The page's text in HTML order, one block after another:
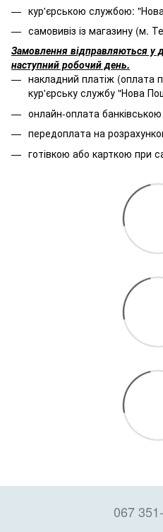
кур'єрською службою:
самовивіз із магазину (м.
Замовлення відправляються у
наступний робочий день.
накладний платіж (оплата
кур'єрську службу "Нова
онлайн-оплата
передоплата на
готівкою або карткою при
067